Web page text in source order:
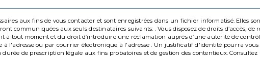
aux fins de vous contacter et sont enregistrées dans un fichier informatisé. Elles
communiquées aux seuls destinataires suivants: . Vous disposez de droits d’accès,
à tout moment et du droit d’introduire une réclamation auprès d’une autorité de
à l'adresse ou par courrier électronique à l'adresse . Un justificatif d'identité pourra
de prescription légale aux fins probatoires et de gestion des contentieux.